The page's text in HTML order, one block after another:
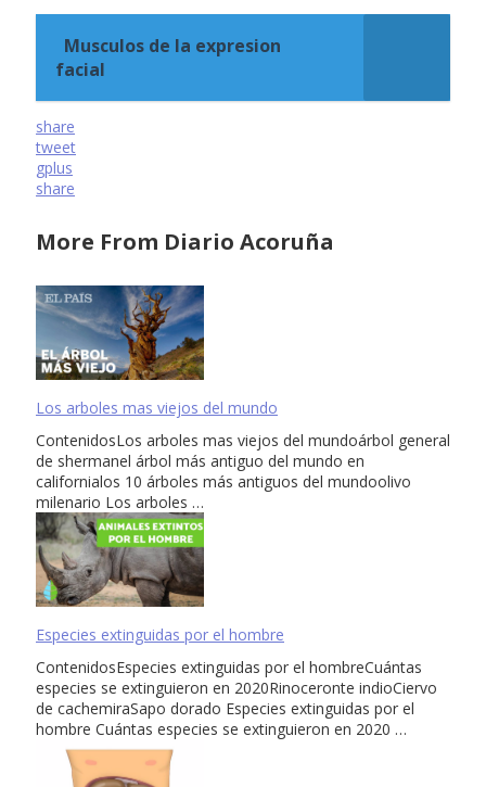
Musculos de la expresion
facial
share
tweet
gplus
share
More From Diario Acoruña
Los arboles mas viejos del mundo
ContenidosLos arboles mas viejos del mundoárbol general
de shermanel árbol más antiguo del mundo en
californialos 10 árboles más antiguos del mundoolivo
milenario Los arboles …
Especies extinguidas por el hombre
ContenidosEspecies extinguidas por el hombreCuántas
especies se extinguieron en 2020Rinoceronte indioCiervo
de cachemiraSapo dorado Especies extinguidas por el
hombre Cuántas especies se extinguieron en 2020 …